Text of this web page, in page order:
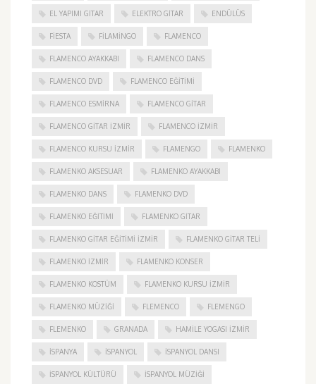
EL YAPIMI GITAR ELEKTRO GITAR ENDÜLÜS
FIESTA FILAMINGO FLAMENCO
FLAMENCO AYAKKABI FLAMENCO DANS
FLAMENCO DVD FLAMENCO EĞITIMI
FLAMENCO ESMIRNA FLAMENCO GITAR
FLAMENCO GITAR İZMIR FLAMENCO IZMIR
FLAMENCO KURSU İZMIR FLAMENGO FLAMENKO
FLAMENKO AKSESUAR FLAMENKO AYAKKABI
FLAMENKO DANS FLAMENKO DVD
FLAMENKO EĞITIMI FLAMENKO GITAR
FLAMENKO GITAR EĞITIMI İZMIR FLAMENKO GITAR TELI
FLAMENKO IZMIR FLAMENKO KONSER
FLAMENKO KOSTÜM FLAMENKO KURSU İZMIR
FLAMENKO MÜZIĞI FLEMENCO FLEMENGO
FLEMENKO GRANADA HAMILE YOGASI İZMIR
ISPANYA İSPANYOL İSPANYOL DANSI
İSPANYOL KÜLTÜRÜ İSPANYOL MÜZIĞI